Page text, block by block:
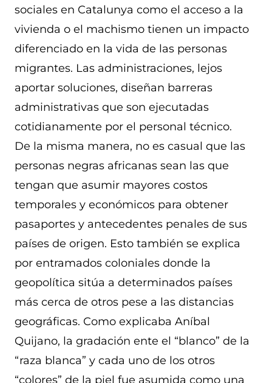
sociales en Catalunya como el acceso a la
vivienda o el machismo tienen un impacto
diferenciado en la vida de las personas
migrantes. Las administraciones, lejos
aportar soluciones, diseñan barreras
administrativas que son ejecutadas
cotidianamente por el personal técnico.
De la misma manera, no es casual que las
personas negras africanas sean las que
tengan que asumir mayores costos
temporales y económicos para obtener
pasaportes y antecedentes penales de sus
países de origen. Esto también se explica
por entramados coloniales donde la
geopolítica sitúa a determinados países
más cerca de otros pese a las distancias
geográficas. Como explicaba Aníbal
Quijano, la gradación ente el “blanco” de la
“raza blanca” y cada uno de los otros
“colores” de la piel fue asumida como una